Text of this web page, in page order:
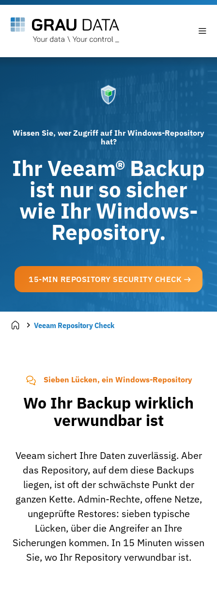
Wissen Sie, wer Zugriff auf Ihr Windows-Repository
hat?
Ihr Veeam® Backup
ist nur so sicher
wie Ihr Windows-
Repository.
15-MIN REPOSITORY SECURITY CHECK
Veeam Repository Check
Sieben Lücken, ein Windows-Repository
Wo Ihr Backup wirklich
verwundbar ist
Veeam sichert Ihre Daten zuverlässig. Aber
das Repository, auf dem diese Backups
liegen, ist oft der schwächste Punkt der
ganzen Kette. Admin-Rechte, offene Netze,
ungeprüfte Restores: sieben typische
Lücken, über die Angreifer an Ihre
Sicherungen kommen. In 15 Minuten wissen
Sie, wo Ihr Repository verwundbar ist.